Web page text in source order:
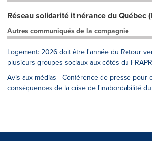
Réseau solidarité itinérance du Québec
Autres communiqués de la compagnie
Logement: 2026 doit être l'année du Retour
plusieurs groupes sociaux aux côtés du
Avis aux médias - Conférence de presse pour
conséquences de la crise de l'inabordabilité